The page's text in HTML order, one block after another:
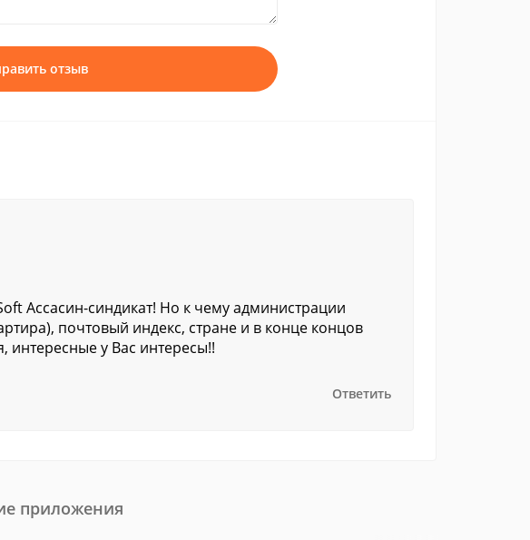
отзыв
Ассасин-синдикат! Но к чему администрации
почтовый индекс, стране и в конце концов
у Вас интересы!!
Ответить
приложения